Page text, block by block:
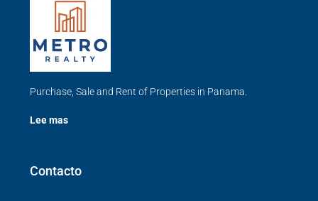
Purchase, Sale and Rent of Properties in Panama.
Lee mas
Contacto